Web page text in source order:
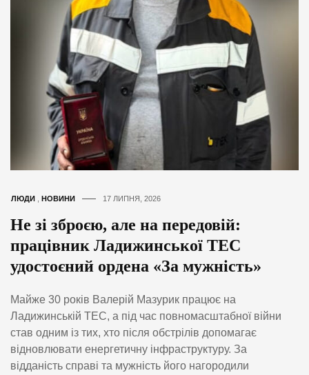
ЛЮДИ НОВИНИ 17 ЛИПНЯ, 2026
Не зі зброєю, але на передовій:
працівник Ладижинської ТЕС
удостоєний ордена «За мужність»
Майже 30 років Валерій Мазурик працює на
Ладижинській ТЕС, а під час повномасштабної війни
став одним із тих, хто після обстрілів допомагає
відновлювати енергетичну інфраструктуру. За
відданість справі та мужність його нагородили